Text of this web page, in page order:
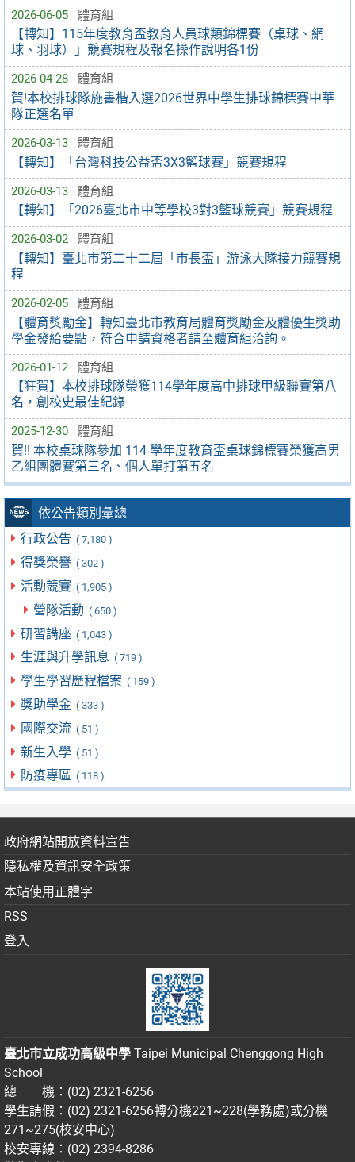
2026-06-05 體育組
【轉知】115年度教育盃教育人員球類錦標賽（桌球、網
球、羽球）」競賽規程及報名操作說明各1份
2026-04-28 體育組
賀!本校排球隊施書楷入選2026世界中學生排球錦標賽中華
隊正選名單
2026-03-13 體育組
【轉知】「台灣科技公益盃3X3籃球賽」競賽規程
2026-03-13 體育組
【轉知】「2026臺北市中等學校3對3籃球競賽」競賽規程
2026-03-02 體育組
【轉知】臺北市第二十二屆「市長盃」游泳大隊接力競賽規
程
2026-02-05 體育組
【體育獎勵金】轉知臺北市教育局體育獎勵金及體優生獎助
學金發給要點，符合申請資格者請至體育組洽詢。
2026-01-12 體育組
【狂賀】本校排球隊榮獲114學年度高中排球甲級聯賽第八
名，創校史最佳紀錄
2025-12-30 體育組
賀!! 本校桌球隊參加 114 學年度教育盃桌球錦標賽榮獲高男
乙組團體賽第三名、個人單打第五名
依公告類別彙總
行政公告 ( 7,180 )
得獎榮譽 ( 302 )
活動競賽 ( 1,905 )
營隊活動 ( 650 )
研習講座 ( 1,043 )
生涯與升學訊息 ( 719 )
學生學習歷程檔案 ( 159 )
獎助學金 ( 333 )
國際交流 ( 51 )
新生入學 ( 51 )
防疫專區 ( 118 )
政府網站開放資料宣告
隱私權及資訊安全政策
本站使用正體字
RSS
登入
臺北市立成功高級中學 Taipei Municipal Chenggong High
School
總 機：(02) 2321-6256
學生請假：(02) 2321-6256轉分機221~228(學務處)或分機
271~275(校安中心)
校安專線：(02) 2394-8286